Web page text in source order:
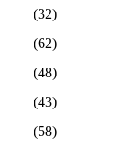
(32)
(62)
(48)
(43)
(58)